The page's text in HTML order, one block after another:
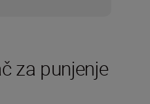
za punjenje